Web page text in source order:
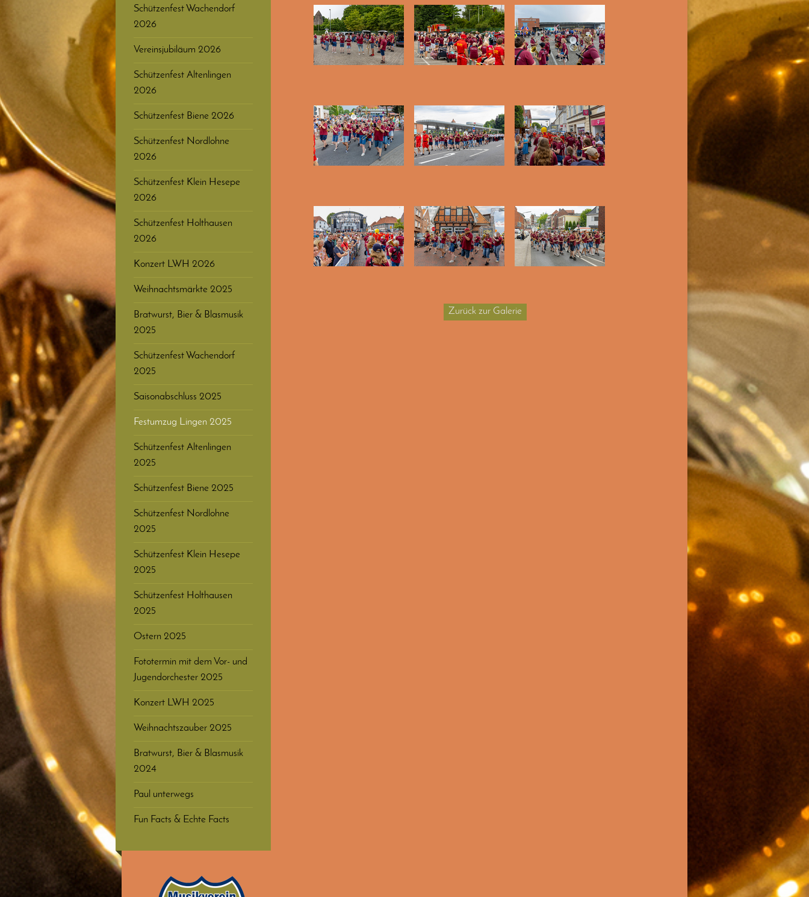
Zurück zur Galerie
Schützenfest Wachendorf
2026
Vereinsjubiläum 2026
Schützenfest Altenlingen
2026
Schützenfest Biene 2026
Schützenfest Nordlohne
2026
Schützenfest Klein Hesepe
2026
Schützenfest Holthausen
2026
Konzert LWH 2026
Weihnachtsmärkte 2025
Bratwurst, Bier & Blasmusik
2025
Schützenfest Wachendorf
2025
Saisonabschluss 2025
Festumzug Lingen 2025
Schützenfest Altenlingen
2025
Schützenfest Biene 2025
Schützenfest Nordlohne
2025
Schützenfest Klein Hesepe
2025
Schützenfest Holthausen
2025
Ostern 2025
Fototermin mit dem Vor- und
Jugendorchester 2025
Konzert LWH 2025
Weihnachtszauber 2025
Bratwurst, Bier & Blasmusik
2024
Paul unterwegs
Fun Facts & Echte Facts